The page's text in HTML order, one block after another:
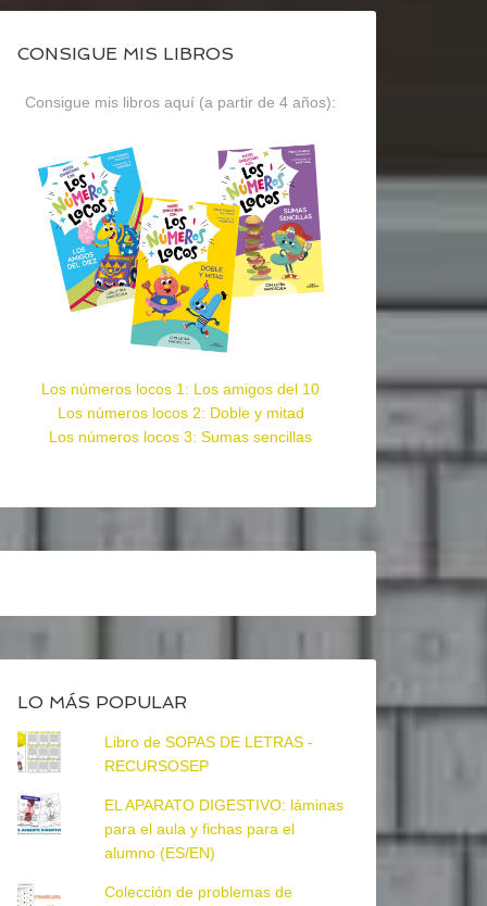
CONSIGUE MIS LIBROS
Consigue mis libros aquí (a partir de 4 años):
Los números locos 1: Los amigos del 10
Los números locos 2: Doble y mitad
Los números locos 3: Sumas sencillas
LO MÁS POPULAR
Libro de SOPAS DE LETRAS -
RECURSOSEP
EL APARATO DIGESTIVO: láminas
para el aula y fichas para el
alumno (ES/EN)
Colección de problemas de